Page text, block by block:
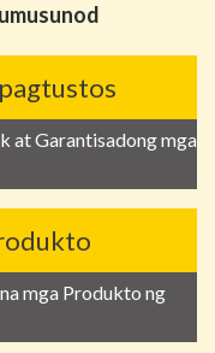
at Garantisadong mga
mga Produkto ng